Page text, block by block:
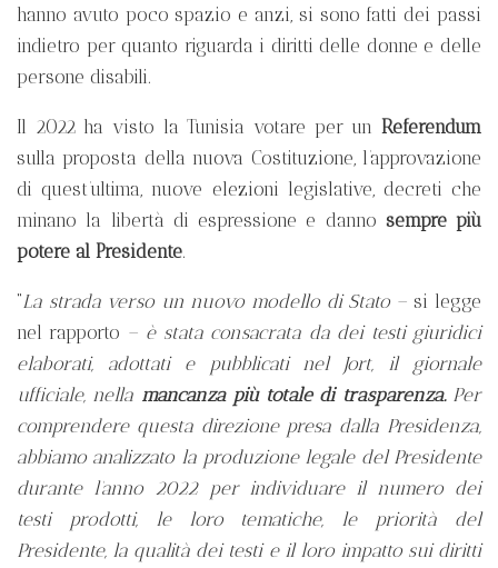
hanno avuto poco spazio e anzi, si sono fatti dei passi
indietro per quanto riguarda i diritti delle donne e delle
persone disabili.
Il 2022 ha visto la Tunisia votare per un Referendum
sulla proposta della nuova Costituzione, l’approvazione
di quest’ultima, nuove elezioni legislative, decreti che
minano la libertà di espressione e danno sempre più
potere al Presidente.
“La strada verso un nuovo modello di Stato – si legge
nel rapporto – è stata consacrata da dei testi giuridici
elaborati, adottati e pubblicati nel Jort, il giornale
ufficiale, nella mancanza più totale di trasparenza.Per
comprendere questa direzione presa dalla Presidenza,
abbiamo analizzato la produzione legale del Presidente
durante l’anno 2022 per individuare il numero dei
testi prodotti, le loro tematiche, le priorità del
Presidente, la qualità dei testi e il loro impatto sui diritti